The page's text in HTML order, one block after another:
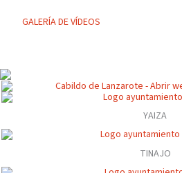
GALERÍA DE VÍDEOS
YAIZA
TINAJO